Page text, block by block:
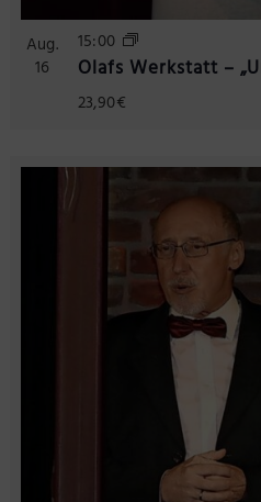
Aug.
16
15:00
Olafs Werkstatt –
23,90€